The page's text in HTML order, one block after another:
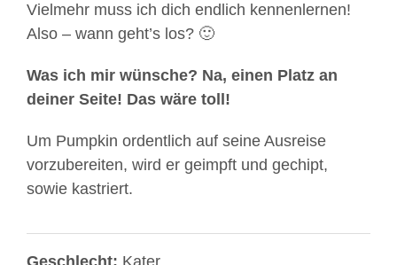
Vielmehr muss ich dich endlich kennenlernen!
Also – wann geht’s los? 🙂
Was ich mir wünsche? Na, einen Platz an
deiner Seite! Das wäre toll!
Um Pumpkin ordentlich auf seine Ausreise
vorzubereiten, wird er geimpft und gechipt,
sowie kastriert.
Geschlecht: Kater